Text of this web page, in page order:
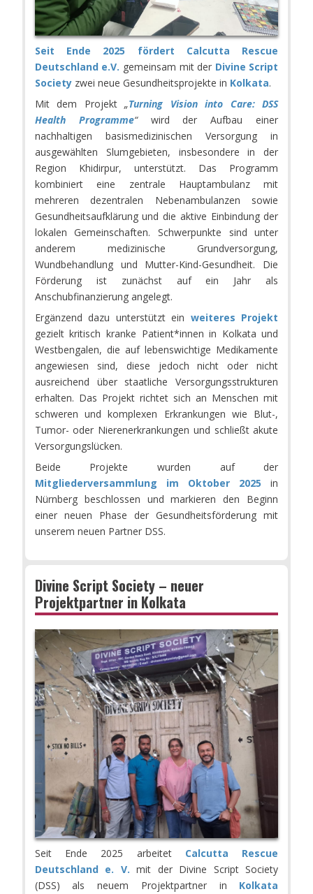
Seit Ende 2025 fördert Calcutta Rescue
Deutschland e.V. gemeinsam mit der Divine Script
Societyzwei neue Gesundheitsprojekte in Kolkata.
Mit dem Projekt„Turning Vision into Care: DSS
Health Programme“wird der Aufbau einer
nachhaltigen basismedizinischen Versorgung in
ausgewählten Slumgebieten, insbesondere in der
Region Khidirpur, unterstützt. Das Programm
kombiniert eine zentrale Hauptambulanz mit
mehreren dezentralen Nebenambulanzen sowie
Gesundheitsaufklärung und die aktive Einbindung der
lokalen Gemeinschaften. Schwerpunkte sind unter
anderem medizinische Grundversorgung,
Wundbehandlung und Mutter-Kind-Gesundheit. Die
Förderung ist zunächst auf ein Jahr als
Anschubfinanzierung angelegt.
Ergänzend dazu unterstützt ein weiteres Projekt
gezielt kritisch kranke Patient*innen in Kolkata und
Westbengalen, die auf lebenswichtige Medikamente
angewiesen sind, diese jedoch nicht oder nicht
ausreichend über staatliche Versorgungsstrukturen
erhalten. Das Projekt richtet sich an Menschen mit
schweren und komplexen Erkrankungen wie Blut-,
Tumor- oder Nierenerkrankungen und schließt akute
Versorgungslücken.
Beide Projekte wurden auf der
Mitgliederversammlung im Oktober 2025 in
Nürnberg beschlossen und markieren den Beginn
einer neuen Phase der Gesundheitsförderung mit
unserem neuen Partner DSS.
Divine Script Society – neuer
Projektpartner in Kolkata
Seit Ende 2025 arbeitet Calcutta Rescue
Deutschland e. V.mit der Divine Script Society
(DSS) als neuem Projektpartner in Kolkata